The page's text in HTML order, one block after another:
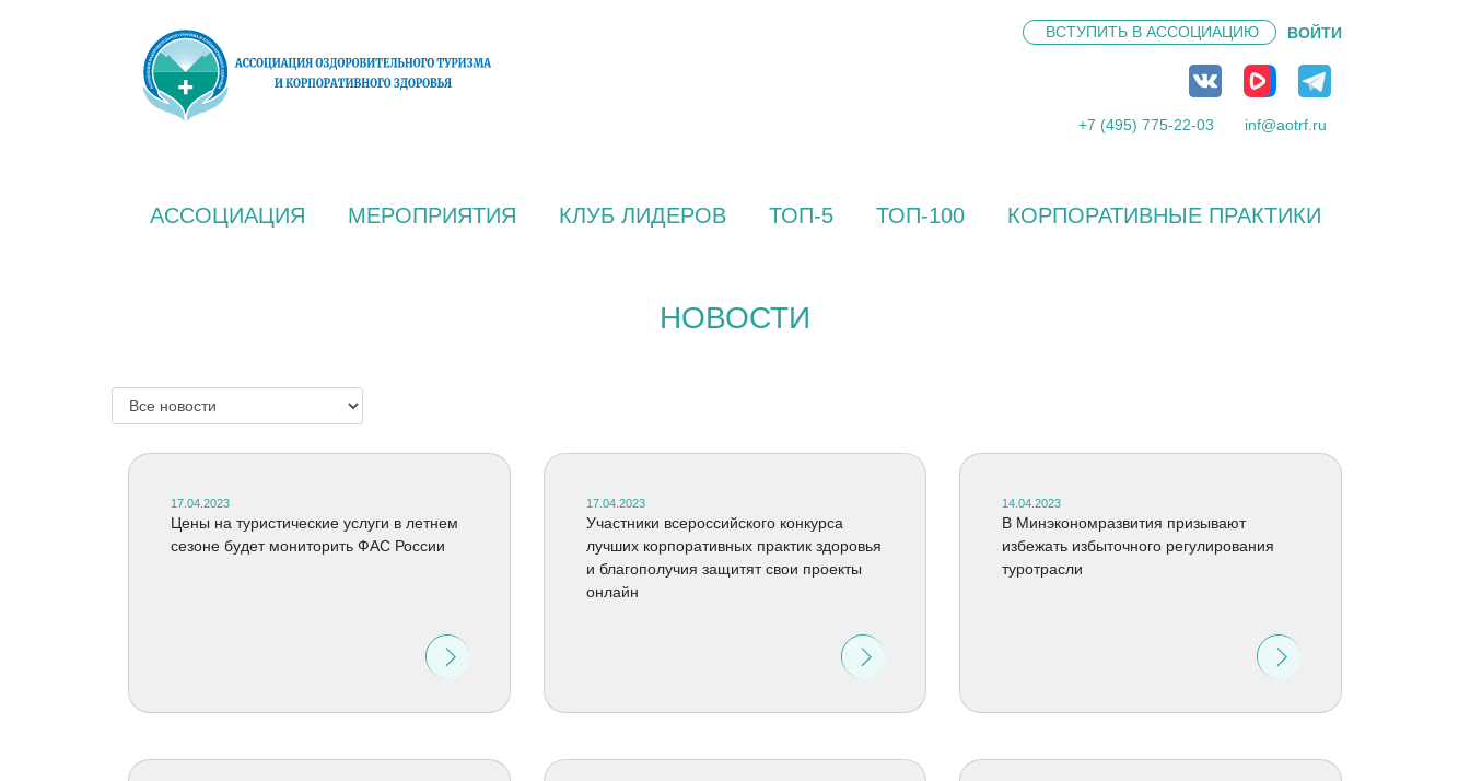
ВСТУПИТЬ В АССОЦИАЦИЮ ВОЙТИ
+7 (495) 775-22-03 inf@aotrf.ru
АССОЦИАЦИЯ МЕРОПРИЯТИЯ КЛУБ ЛИДЕРОВ ТОП-5 ТОП-100 КОРПОРАТИВНЫЕ ПРАКТИКИ
НОВОСТИ
17.04.2023
Цены на туристические услуги в летнем
сезоне будет мониторить ФАС России
17.04.2023
Участники всероссийского конкурса
лучших корпоративных практик здоровья
и благополучия защитят свои проекты
онлайн
14.04.2023
В Минэкономразвития призывают
избежать избыточного регулирования
туротрасли